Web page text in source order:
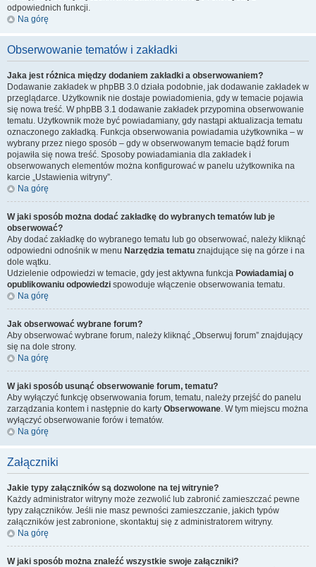
odpowiednich funkcji.
Na górę
Obserwowanie tematów i zakładki
Jaka jest różnica między dodaniem zakładki a obserwowaniem?
Dodawanie zakładek w phpBB 3.0 działa podobnie, jak dodawanie zakładek w
przeglądarce. Użytkownik nie dostaje powiadomienia, gdy w temacie pojawia
się nowa treść. W phpBB 3.1 dodawanie zakładek przypomina obserwowanie
tematu. Użytkownik może być powiadamiany, gdy nastąpi aktualizacja tematu
oznaczonego zakładką. Funkcja obserwowania powiadamia użytkownika – w
wybrany przez niego sposób – gdy w obserwowanym temacie bądź forum
pojawiła się nowa treść. Sposoby powiadamiania dla zakładek i
obserwowanych elementów można konfigurować w panelu użytkownika na
karcie „Ustawienia witryny”.
Na górę
W jaki sposób można dodać zakładkę do wybranych tematów lub je
obserwować?
Aby dodać zakładkę do wybranego tematu lub go obserwować, należy kliknąć
odpowiedni odnośnik w menu Narzędzia tematu znajdujące się na górze i na
dole wątku.
Udzielenie odpowiedzi w temacie, gdy jest aktywna funkcja Powiadamiaj o
opublikowaniu odpowiedzi spowoduje włączenie obserwowania tematu.
Na górę
Jak obserwować wybrane forum?
Aby obserwować wybrane forum, należy kliknąć „Obserwuj forum” znajdujący
się na dole strony.
Na górę
W jaki sposób usunąć obserwowanie forum, tematu?
Aby wyłączyć funkcję obserwowania forum, tematu, należy przejść do panelu
zarządzania kontem i następnie do karty Obserwowane. W tym miejscu można
wyłączyć obserwowanie forów i tematów.
Na górę
Załączniki
Jakie typy załączników są dozwolone na tej witrynie?
Każdy administrator witryny może zezwolić lub zabronić zamieszczać pewne
typy załączników. Jeśli nie masz pewności zamieszczanie, jakich typów
załączników jest zabronione, skontaktuj się z administratorem witryny.
Na górę
W jaki sposób można znaleźć wszystkie swoje załączniki?